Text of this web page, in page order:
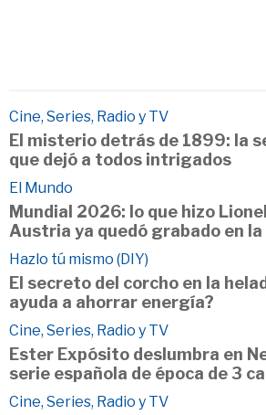
Cine, Series, Radio y TV
El misterio detrás de 1899: la
que dejó a todos intrigados
El Mundo
Mundial 2026: lo que hizo
Austria ya quedó grabado en
Hazlo tú mismo (DIY)
El secreto del corcho en la
ayuda a ahorrar energía?
Cine, Series, Radio y TV
Ester Expósito deslumbra en
serie española de época de 3
Cine, Series, Radio y TV